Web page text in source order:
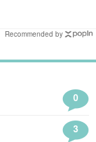
Recommended by